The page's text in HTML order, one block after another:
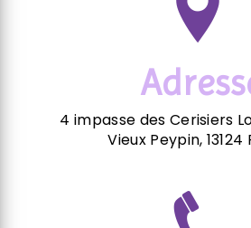
4 impasse des Cerisiers
Vieux Peypin, 13124